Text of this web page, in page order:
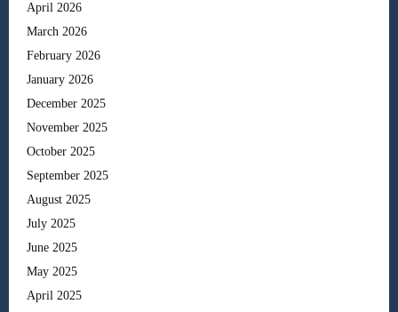
April 2026
March 2026
February 2026
January 2026
December 2025
November 2025
October 2025
September 2025
August 2025
July 2025
June 2025
May 2025
April 2025